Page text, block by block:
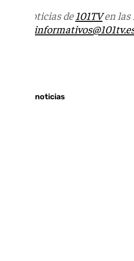
Más noticias de 101TVen las
Últimas noticias